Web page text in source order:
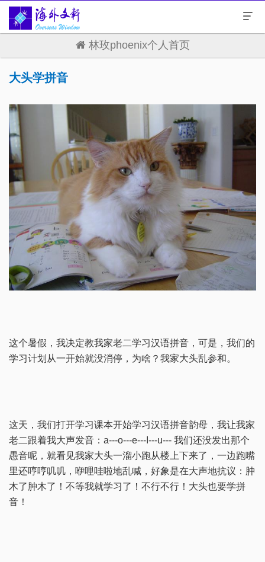
林玫phoenix个人首页
大头学拼音
这个暑假，我决定教我家老二学习汉语拼音，可是，我们的
学习计划从一开始就没消停，为啥？我家大头乱参和。
这天，我们打开学习课本开始学习汉语拼音韵母，我让我家
老二跟着我大声发音：a---o---e---I---u--- 我们还没发出那个
愚音呢，就看见我家大头一溜小跑从楼上下来了，一边跑嘴
里还哼哼叽叽，咿哩哇啦地乱喊，好象是在大声地抗议：肿
木了肿木了！不等我就学习了！不行不行！大头也要学拼
音！